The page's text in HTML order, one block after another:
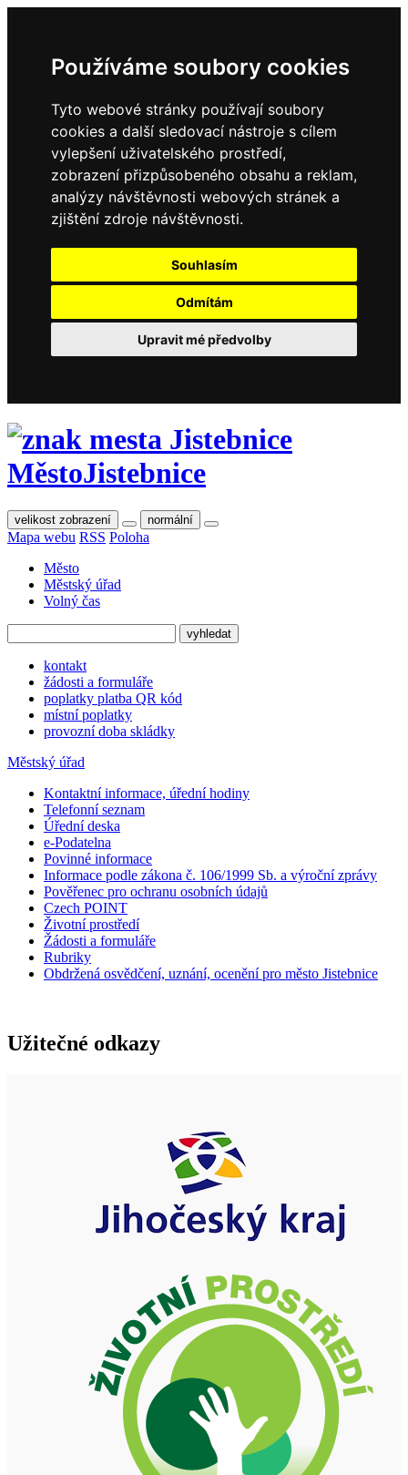
Používáme soubory cookies
Tyto webové stránky používají soubory
cookies a další sledovací nástroje s cílem
vylepšení uživatelského prostředí,
zobrazení přizpůsobeného obsahu a reklam,
analýzy návštěvnosti webových stránek a
zjištění zdroje návštěvnosti.
Souhlasím
Odmítám
Upravit mé předvolby
MěstoJistebnice
velikost zobrazení normální
Mapa webu RSS Poloha
Město
Městský úřad
Volný čas
kontakt
žádosti a formuláře
poplatky platba QR kód
místní poplatky
provozní doba skládky
Městský úřad
Kontaktní informace, úřední hodiny
Telefonní seznam
Úřední deska
e-Podatelna
Povinné informace
Informace podle zákona č. 106/1999 Sb. a výroční zprávy
Pověřenec pro ochranu osobních údajů
Czech POINT
Životní prostředí
Žádosti a formuláře
Rubriky
Obdržená osvědčení, uznání, ocenění pro město Jistebnice
Užitečné odkazy